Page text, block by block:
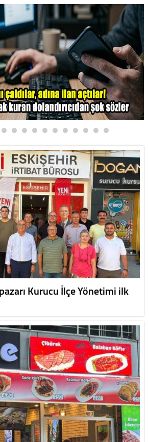
Kurucu İlçe Yönetimi ilk